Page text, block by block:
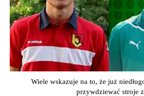
Wiele wskazuje na to, że już
przywdziewać stroje